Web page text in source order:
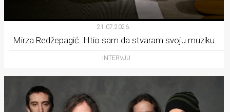
21.07.2026.
Mirza Redžepagić: Htio sam da stvaram svoju muziku
INTERVJU